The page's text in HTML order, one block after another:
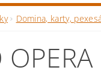
Domina, karty,